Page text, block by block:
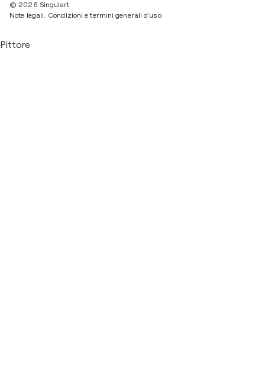
© 2026 Singulart
Note legali. Condizioni e termini generali d'uso
Pittore